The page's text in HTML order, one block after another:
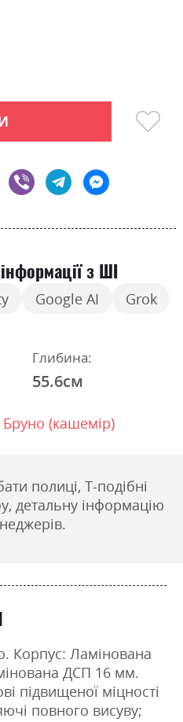
з ШІ
Google AI Grok
Глибина:
55.6см
Бруно (кашемір)
полиці, Т-подібні
детальну інформацію
Корпус: Ламінована
ДСП 16 мм.
підвищеної міцності
повного висуву;